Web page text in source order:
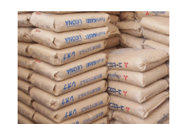
电器电子电器